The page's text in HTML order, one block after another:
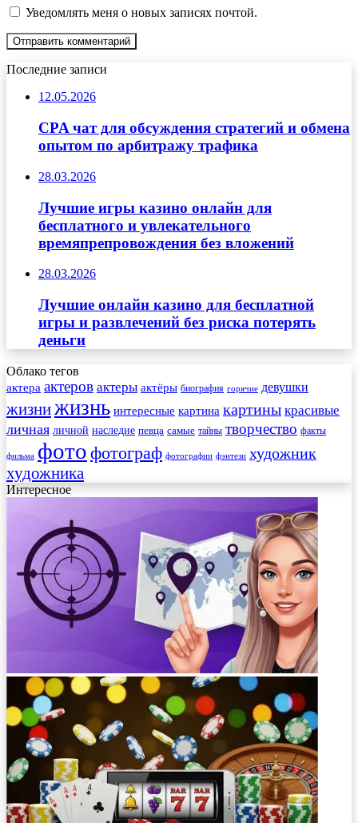
Уведомлять меня о новых записях почтой.
Последние записи
12.05.2026
CPA чат для обсуждения стратегий и обмена
опытом по арбитражу трафика
28.03.2026
Лучшие игры казино онлайн для
бесплатного и увлекательного
времяпрепровождения без вложений
28.03.2026
Лучшие онлайн казино для бесплатной
игры и развлечений без риска потерять
деньги
Облако тегов
актера актеров актеры актёры биография горячие девушки
жизнижизнь интересные картина картины красивые
личная личной наследие певца самые тайны творчество факты
фильма фото фотограф фотографии фэнтези художник
художника
Интересное